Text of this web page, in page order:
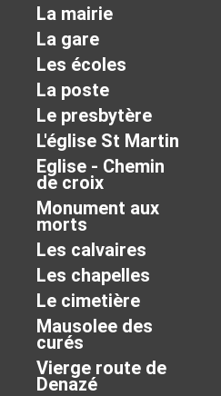
La mairie
La gare
Les écoles
La poste
Le presbytère
L'église St Martin
Eglise - Chemin
de croix
Monument aux
morts
Les calvaires
Les chapelles
Le cimetière
Mausolee des
curés
Vierge route de
Denazé